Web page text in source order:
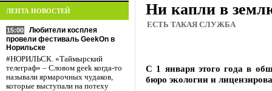
ЛЕНТА НОВОСТЕЙ
15:00
Любители косплея
провели фестиваль GeekOn в
Норильске
#НОРИЛЬСК. «Таймырский
телеграф» – Словом geek когда-то
называли ярмарочных чудаков,
которые выступали на потеху
Ни капли в
ЕСТЬ ТАКАЯ СЛУЖБА
С 1 января этого года в
бюро экологии и